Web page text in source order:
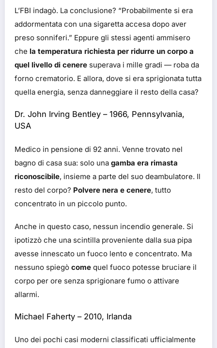
L’FBI indagò. La conclusione? “Probabilmente si era
addormentata con una sigaretta accesa dopo aver
preso sonniferi.” Eppure gli stessi agenti ammisero
che la temperatura richiesta per ridurre un corpo a
quel livello di cenere superava i mille gradi — roba da
forno crematorio. E allora, dove si era sprigionata tutta
quella energia, senza danneggiare il resto della casa?
Dr. John Irving Bentley – 1966, Pennsylvania,
USA
Medico in pensione di 92 anni. Venne trovato nel
bagno di casa sua: solo una gamba era rimasta
riconoscibile, insieme a parte del suo deambulatore. Il
resto del corpo? Polvere nera e cenere, tutto
concentrato in un piccolo punto.
Anche in questo caso, nessun incendio generale. Si
ipotizzò che una scintilla proveniente dalla sua pipa
avesse innescato un fuoco lento e concentrato. Ma
nessuno spiegò come quel fuoco potesse bruciare il
corpo per ore senza sprigionare fumo o attivare
allarmi.
Michael Faherty – 2010, Irlanda
Uno dei pochi casi moderni classificati ufficialmente